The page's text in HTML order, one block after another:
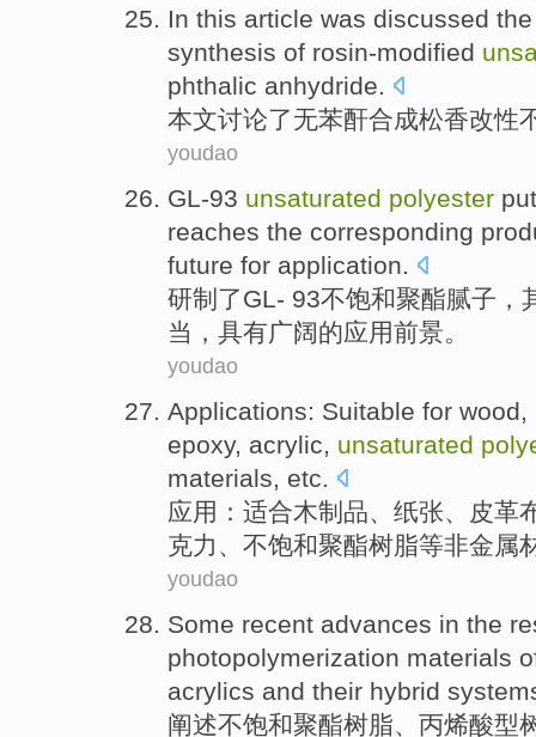
In this article was discussed
synthesis of rosin-modified
phthalic anhydride.
本文讨论了无苯酐合成松香改性
youdao
GL-93 unsaturated polyester
reaches the corresponding
future for application.
研制了GL- 93不饱和聚酯腻子，
当， 具有广阔的应用前景。
youdao
Applications: Suitable for wood,
epoxy, acrylic, unsaturated
materials, etc.
应用 ： 适合木制品、 纸张、 皮革
克力 、 不饱和聚酯树脂等非金属
youdao
Some recent advances in the
photopolymerization materials
acrylics and their hybrid
阐述不饱和聚酯树脂
丙烯酸型